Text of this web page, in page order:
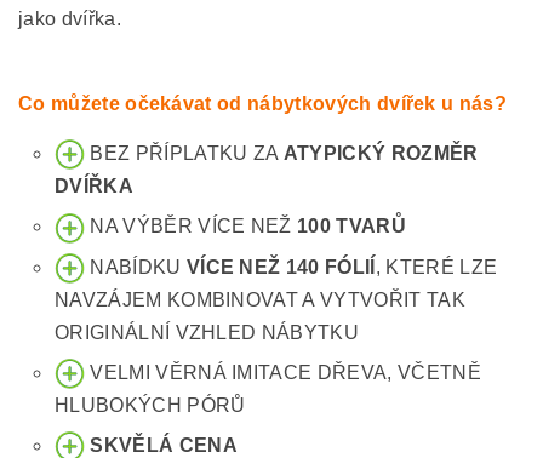
jako dvířka.
Co můžete očekávat od nábytkových dvířek u nás?
BEZ PŘÍPLATKU ZA ATYPICKÝ ROZMĚR
DVÍŘKA
NA VÝBĚR VÍCE NEŽ 100 TVARŮ
NABÍDKU VÍCE NEŽ 140 FÓLIÍ , KTERÉ LZE
NAVZÁJEM KOMBINOVAT A VYTVOŘIT TAK
ORIGINÁLNÍ VZHLED NÁBYTKU
VELMI VĚRNÁ IMITACE DŘEVA, VČETNĚ
HLUBOKÝCH PÓRŮ
SKVĚLÁ CENA